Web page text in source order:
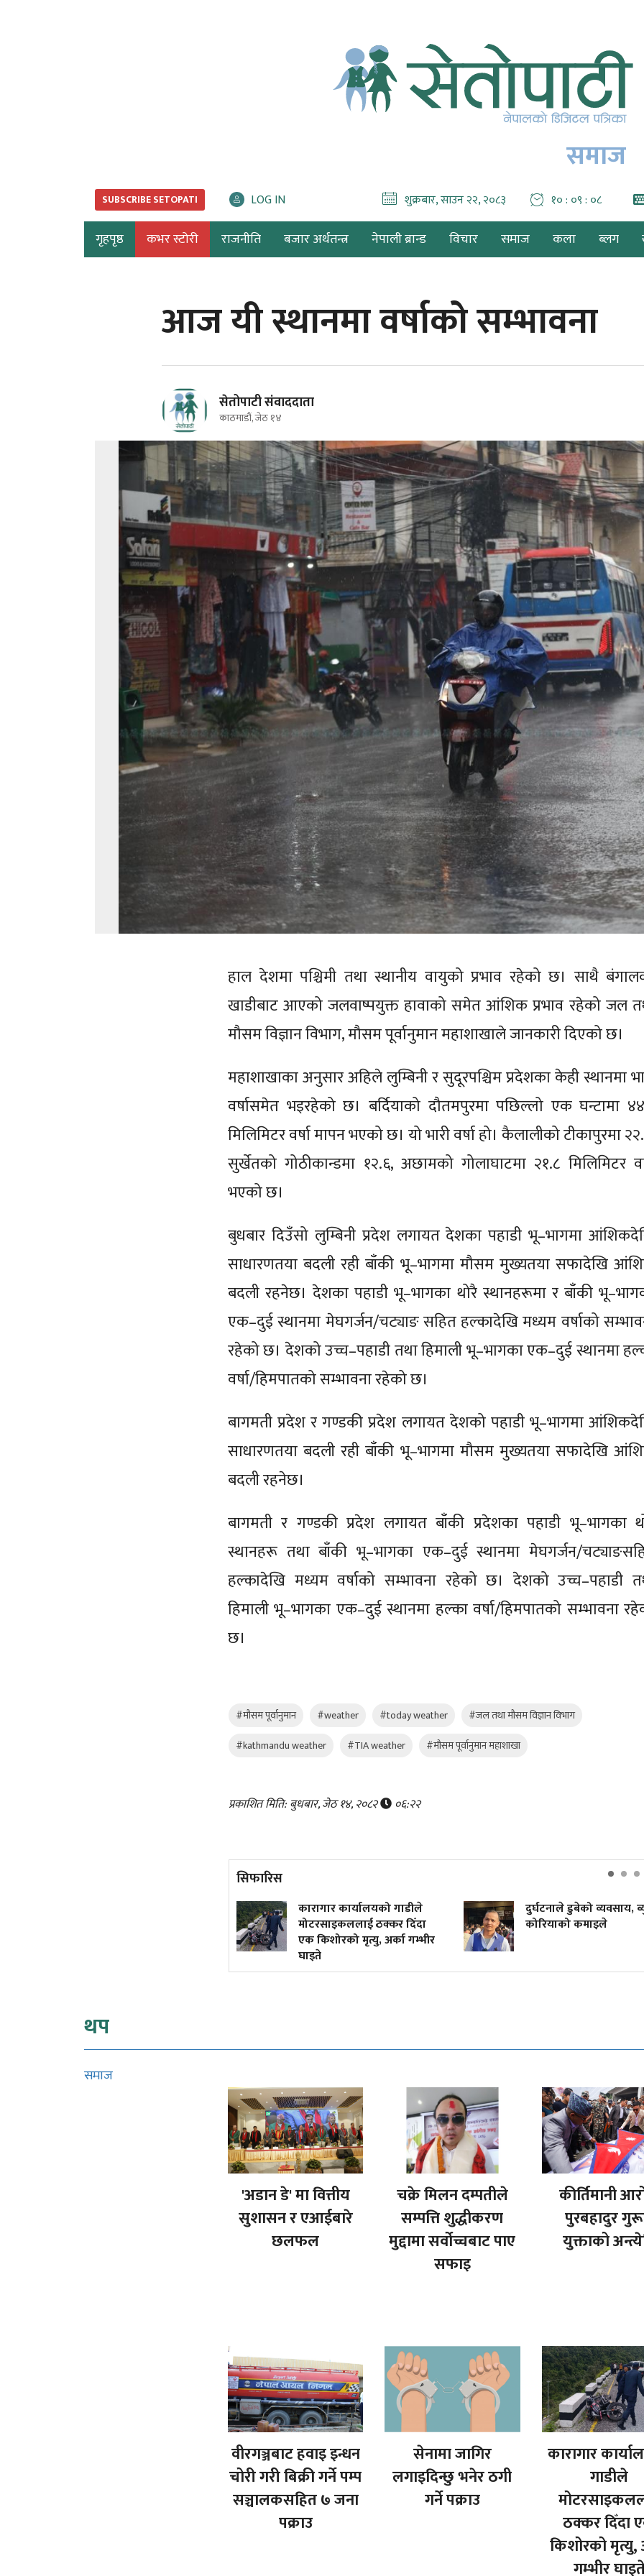
समाज
SUBSCRIBE SETOPATI LOG IN शुक्रबार, साउन २२, २०८३ १० : ०९ : ०९
गृहपृष्ठ कभर स्टोरी राजनीति बजार अर्थतन्त्र नेपाली ब्रान्ड विचार समाज कला ब्लग
आज यी स्थानमा वर्षाको सम्भावना
सेतोपाटी संवाददाता
काठमाडौं, जेठ १४
हाल देशमा पश्चिमी तथा स्थानीय वायुको प्रभाव रहेको छ। साथै
खाडीबाट आएको जलवाष्पयुक्त हावाको समेत आंशिक प्रभाव रहेको जल
मौसम विज्ञान विभाग, मौसम पूर्वानुमान महाशाखाले जानकारी दिएको छ।
महाशाखाका अनुसार अहिले लुम्बिनी र सुदूरपश्चिम प्रदेशका केही स्थानमा
वर्षासमेत भइरहेको छ। बर्दियाको दौतमपुरमा पछिल्लो एक घन्टामा
मिलिमिटर वर्षा मापन भएको छ। यो भारी वर्षा हो। कैलालीको टीकापुरमा
सुर्खेतको गोठीकान्डमा १२.६, अछामको गोलाघाटमा २१.८ मिलिमिटर
भएको छ।
बुधबार दिउँसो लुम्बिनी प्रदेश लगायत देशका पहाडी भू–भागमा
साधारणतया बदली रही बाँकी भू–भागमा मौसम मुख्यतया सफादेखि
बदली रहनेछ। देशका पहाडी भू–भागका थोरै स्थानहरूमा र बाँकी
एक–दुई स्थानमा मेघगर्जन/चट्याङ सहित हल्कादेखि मध्यम वर्षाको
रहेको छ। देशको उच्च–पहाडी तथा हिमाली भू–भागका एक–दुई स्थानमा
वर्षा/हिमपातको सम्भावना रहेको छ।
बागमती प्रदेश र गण्डकी प्रदेश लगायत देशको पहाडी भू–भागमा
साधारणतया बदली रही बाँकी भू–भागमा मौसम मुख्यतया सफादेखि
बदली रहनेछ।
बागमती र गण्डकी प्रदेश लगायत बाँकी प्रदेशका पहाडी भू–भागका
स्थानहरू तथा बाँकी भू–भागका एक–दुई स्थानमा मेघगर्जन/
हल्कादेखि मध्यम वर्षाको सम्भावना रहेको छ। देशको उच्च–पहाडी
हिमाली भू–भागका एक–दुई स्थानमा हल्का वर्षा/हिमपातको सम्भावना
छ।
#मौसम पूर्वानुमान #weather #today weather
#जल तथा मौसम विज्ञान विभाग
#kathmandu weather
#TIA weather #मौसम पूर्वानुमान महाशाखा
प्रकाशित मिति: बुधबार, जेठ १४, २०८२ ०६:२२
सिफारिस
कारागार कार्यालयको गाडीले
मोटरसाइकललाई ठक्कर दिँदा
एक किशोरको मृत्यु, अर्का गम्भीर
घाइते
दुर्घटनाले डुबेको व्यवसाय,
कोरियाको कमाइले
थप
समाज
'अडान डे' मा वित्तीय
सुशासन र एआईबारे
छलफल
चक्रे मिलन दम्पतीले
सम्पत्ति शुद्धीकरण
मुद्दामा सर्वोच्चबाट पाए
सफाइ
कीर्तिमानी
पुरबहादुर
युक्ताको
वीरगञ्जबाट हवाइ इन्धन
चोरी गरी बिक्री गर्ने पम्प
सञ्चालकसहित ७ जना
पक्राउ
सेनामा जागिर
लगाइदिन्छु भनेर ठगी
गर्ने पक्राउ
कारागार
गाडीले
ठक्कर दिँदा
किशोरको मृत्यु,
गम्भीर